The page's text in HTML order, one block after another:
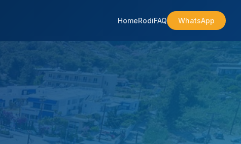
HomeRodiFAQ WhatsApp